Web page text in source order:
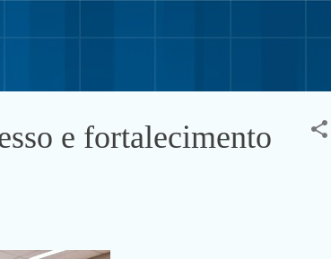
e fortalecimento